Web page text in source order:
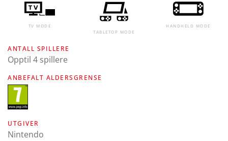
TV MODE
TABLETOP MODE
HANDHELD MODE
ANTALL SPILLERE
Opptil 4 spillere
ANBEFALT ALDERSGRENSE
UTGIVER
Nintendo